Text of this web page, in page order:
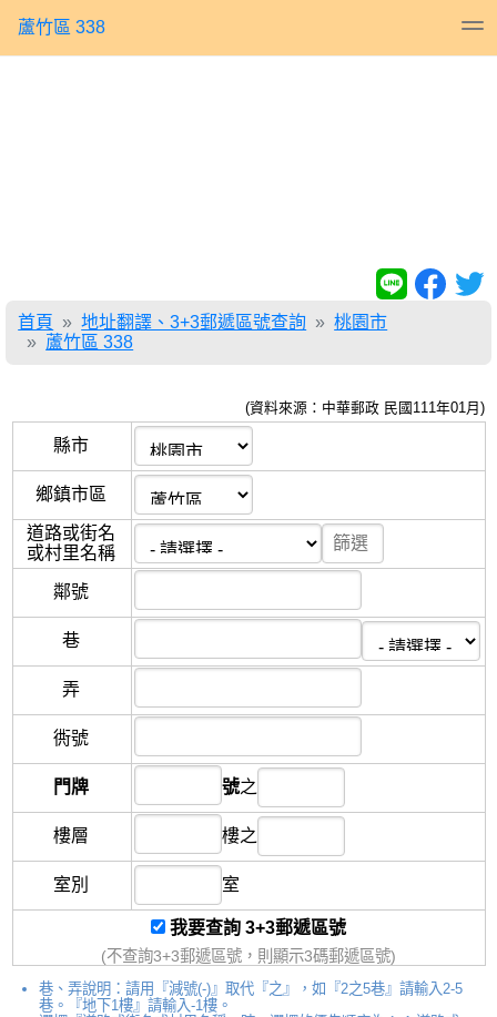
蘆竹區 338
首頁 地址翻譯、3+3郵遞區號查詢
桃園市
蘆竹區 338
(資料來源：中華郵政 民國111年01月)
縣市
鄉鎮市區
道路或街名
或村里名稱
鄰號
巷
弄
衖號
門牌 號之
樓層 樓之
室別 室
我要查詢 3+3郵遞區號
(不查詢3+3郵遞區號，則顯示3碼郵遞區號)
巷、弄說明：請用『減號(-)』取代『之』，如『2之5巷』請輸入2-5
巷。『地下1樓』請輸入-1樓。